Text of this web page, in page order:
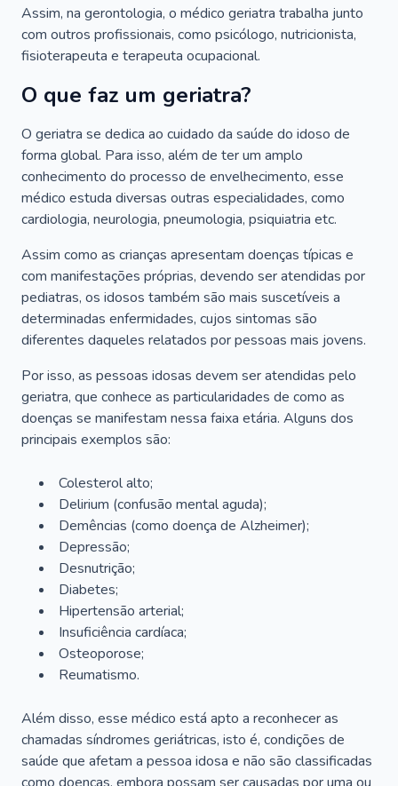
Assim, na gerontologia, o médico geriatra trabalha junto
com outros profissionais, como psicólogo, nutricionista,
fisioterapeuta e terapeuta ocupacional.
O que faz um geriatra?
O geriatra se dedica ao cuidado da saúde do idoso de
forma global. Para isso, além de ter um amplo
conhecimento do processo de envelhecimento, esse
médico estuda diversas outras especialidades, como
cardiologia, neurologia, pneumologia, psiquiatria etc.
Assim como as crianças apresentam doenças típicas e
com manifestações próprias, devendo ser atendidas por
pediatras, os idosos também são mais suscetíveis a
determinadas enfermidades, cujos sintomas são
diferentes daqueles relatados por pessoas mais jovens.
Por isso, as pessoas idosas devem ser atendidas pelo
geriatra, que conhece as particularidades de como as
doenças se manifestam nessa faixa etária. Alguns dos
principais exemplos são:
Colesterol alto;
Delirium (confusão mental aguda);
Demências (como doença de Alzheimer);
Depressão;
Desnutrição;
Diabetes;
Hipertensão arterial;
Insuficiência cardíaca;
Osteoporose;
Reumatismo.
Além disso, esse médico está apto a reconhecer as
chamadas síndromes geriátricas, isto é, condições de
saúde que afetam a pessoa idosa e não são classificadas